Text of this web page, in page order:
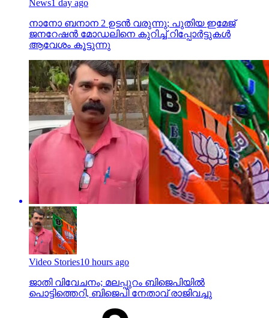
നാനോ ബനാന 2 ഉടന്‍ വരുന്നു; പുതിയ ഇമേജ്
ജനറേഷന്‍ മോഡലിനെ കുറിച്ച് റിപ്പോര്‍ട്ടുകള്‍
ആവേശം കൂട്ടുന്നു
Video Stories
ജാതി വിവേചനം; മലപ്പുറം ബിജെപിയില്‍
പൊട്ടിത്തെറി, ബിജെപി നേതാവ് രാജിവച്ചു